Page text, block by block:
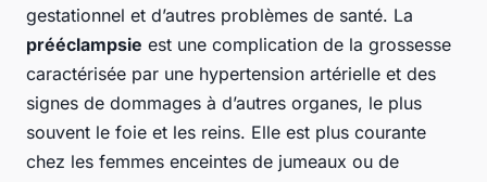
gestationnel et d’autres problèmes de santé. La
prééclampsie est une complication de la grossesse
caractérisée par une hypertension artérielle et des
signes de dommages à d’autres organes, le plus
souvent le foie et les reins. Elle est plus courante
chez les femmes enceintes de jumeaux ou de